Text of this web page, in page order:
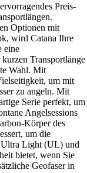
Preis-
Optionen mit
wird Catana Ihre
eine
Transportlänge
Wahl. Mit
um mit
zu angeln. Mit
Serie perfekt, um
Angelsessions
Körper des
um die
Ultra Light (UL) und
bietet, wenn Sie
Geofaser in